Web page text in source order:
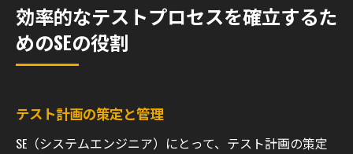
効率的なテストプロセスを確立するた
めのSEの役割
テスト計画の策定と管理
SE（システムエンジニア）にとって、テスト計画の策定